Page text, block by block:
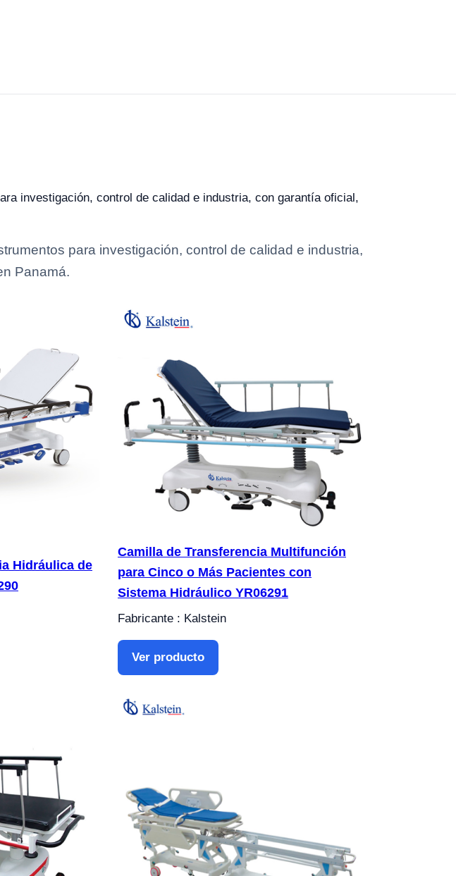
investigación, control de calidad e industria, con garantía oficial,
para investigación, control de calidad e industria,
Panamá.
Hidráulica de
Camilla de Transferencia Multifunción
para Cinco o Más Pacientes con
Sistema Hidráulico YR06291
Fabricante : Kalstein
Ver producto